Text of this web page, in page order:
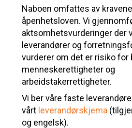
Naboen omfattes av
åpenhetsloven. Vi
aktsomhetsvurderinger der
leverandører og
vurderer om det er risiko for
menneskerettigheter og
arbeidstakerrettigheter.
Vi ber våre faste
vårt leverandørskjema
og engelsk).